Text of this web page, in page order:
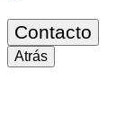
Contacto
Atrás